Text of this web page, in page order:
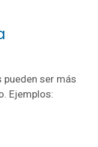
ser más
Ejemplos: